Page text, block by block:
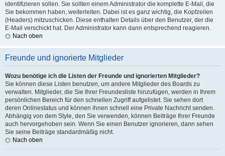
identifizieren sollen. Sie sollten einem Administrator die komplette E-Mail, die
Sie bekommen haben, weiterleiten. Dabei ist es ganz wichtig, die Kopfzeilen
(Headers) mitzuschicken. Diese enthalten Details über den Benutzer, der die
E-Mail verschickt hat. Der Administrator kann dann entsprechend reagieren.
Nach oben
Freunde und ignorierte Mitglieder
Wozu benötige ich die Listen der Freunde und ignorierten Mitglieder?
Sie können diese Listen benutzen, um andere Mitglieder des Boards zu
verwalten. Mitglieder, die Sie Ihrer Freundesliste hinzufügen, werden in Ihrem
persönlichen Bereich für den schnellen Zugriff aufgelistet. Sie sehen dort
deren Onlinestatus und können ihnen schnell eine Private Nachricht senden.
Abhängig von dem Style, den Sie verwenden, können Beiträge Ihrer Freunde
auch hervorgehoben sein. Wenn Sie einen Benutzer ignorieren, dann sehen
Sie seine Beiträge standardmäßig nicht.
Nach oben